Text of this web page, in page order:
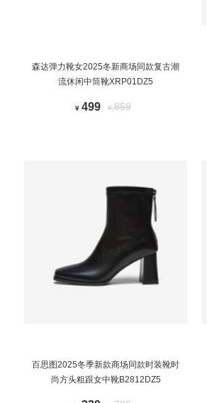
森达弹力靴女2025冬新商场同款复古潮
流休闲中筒靴XRP01DZ5
¥ 499 ¥859
百思图2025冬季新款商场同款时装靴时
尚方头粗跟女中靴B2812DZ5